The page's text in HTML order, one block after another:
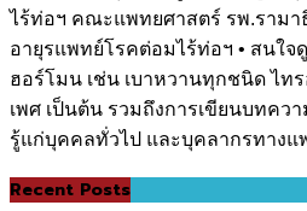
ไร้ท่อฯ คณะแพทยศาสตร์ รพ.รามา
อายุรแพทย์โรคต่อมไร้ท่อฯ • สนใจ
ฮอร์โมน เช่น เบาหวานทุกชนิด ไท
เพศ เป็นต้น รวมถึงการเขียนบทคว
รู้แก่บุคคลทั่วไป และบุคลากรทางแ
Recent Posts